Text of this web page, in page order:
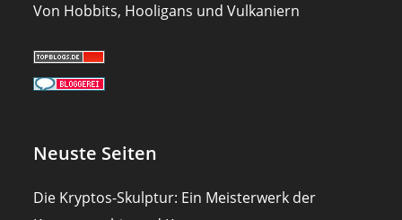
Von Hobbits, Hooligans und Vulkaniern
Neuste Seiten
Die Kryptos-Skulptur: Ein Meisterwerk der